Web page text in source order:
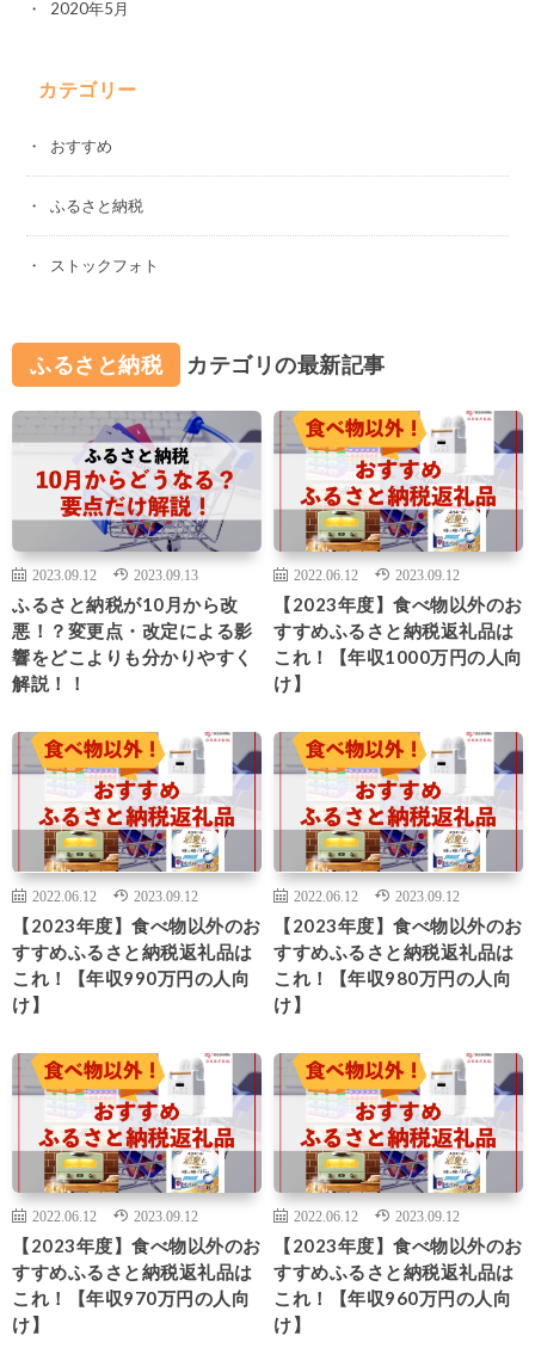
2020年5月
カテゴリー
おすすめ
ふるさと納税
ストックフォト
ふるさと納税 カテゴリの最新記事
2023.09.12 2023.09.13
ふるさと納税が10月から改
悪！？変更点・改定による影
響をどこよりも分かりやすく
解説！！
2022.06.12 2023.09.12
【2023年度】食べ物以外のお
すすめふるさと納税返礼品は
これ！【年収1000万円の人向
け】
2022.06.12 2023.09.12
【2023年度】食べ物以外のお
すすめふるさと納税返礼品は
これ！【年収990万円の人向
け】
2022.06.12 2023.09.12
【2023年度】食べ物以外のお
すすめふるさと納税返礼品は
これ！【年収980万円の人向
け】
2022.06.12 2023.09.12
【2023年度】食べ物以外のお
すすめふるさと納税返礼品は
これ！【年収970万円の人向
け】
2022.06.12 2023.09.12
【2023年度】食べ物以外のお
すすめふるさと納税返礼品は
これ！【年収960万円の人向
け】